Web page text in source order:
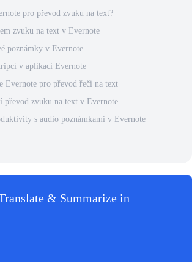
pro převod zvuku na text?
zvuku na text v Evernote
poznámky v Evernote
v aplikaci Evernote
Evernote pro převod řeči na text
zvuku na text v Evernote
s audio poznámkami v Evernote
& Summarize in